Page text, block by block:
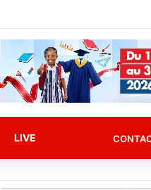
LIVE